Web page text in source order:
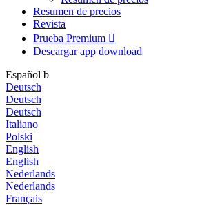
Resumen de precios
Revista
Prueba Premium 
Descargar app download
Español b
Deutsch
Deutsch
Deutsch
Italiano
Polski
English
English
Nederlands
Nederlands
Français